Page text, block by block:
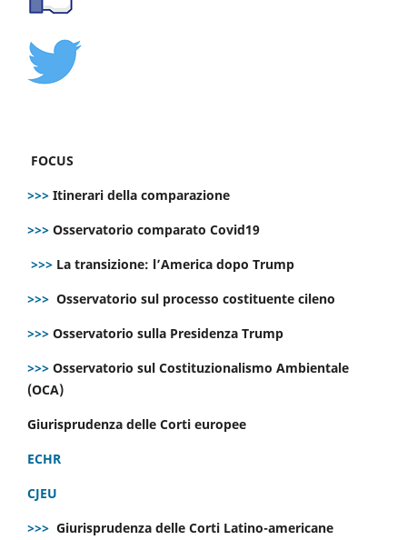
FOCUS
>>> Itinerari della comparazione
>>> Osservatorio comparato Covid19
>>> La transizione: l’America dopo Trump
>>> Osservatorio sul processo costituente cileno
>>> Osservatorio sulla Presidenza Trump
>>> Osservatorio sul Costituzionalismo Ambientale
(OCA)
Giurisprudenza delle Corti europee
ECHR
CJEU
>>> Giurisprudenza delle Corti Latino-americane